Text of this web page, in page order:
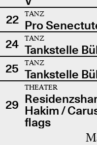
22
TANZ
Pro
24
TANZ
Tankstelle
25
TANZ
Tankstelle
29
THEATER
Hakim /
flags